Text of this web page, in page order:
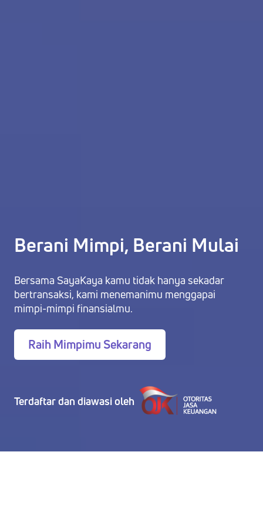
Berani Mimpi, Berani Mulai
Bersama SayaKaya kamu tidak hanya sekadar
bertransaksi, kami menemanimu menggapai
mimpi-mimpi finansialmu.
Raih Mimpimu Sekarang
Terdaftar dan diawasi oleh